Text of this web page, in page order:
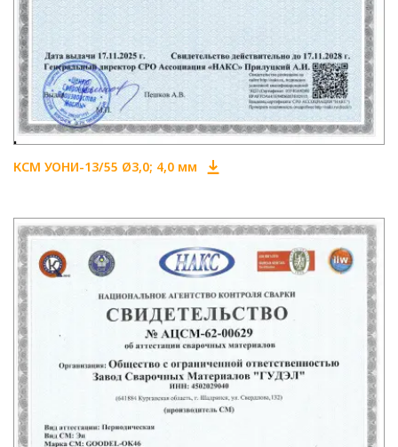
КСМ УОНИ-13/55 Ø3,0; 4,0 мм